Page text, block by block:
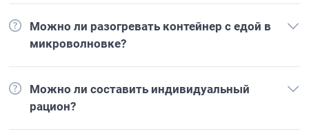
Можно ли разогревать контейнер с едой в
микроволновке?
Можно ли составить индивидуальный
рацион?